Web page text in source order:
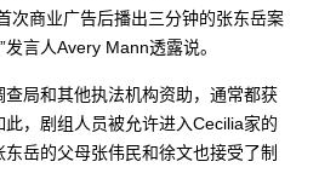
次商业广告后播出三分钟的张东岳案
发言人Avery Mann透露说。
局和其他执法机构资助，通常都获
，剧组人员被允许进入Cecilia家的
岳的父母张伟民和徐文也接受了制